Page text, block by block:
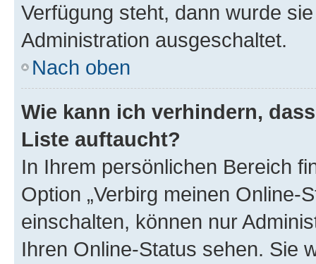
Verfügung steht, dann wurde
Administration ausgeschaltet.
Nach oben
Wie kann ich verhindern,
Liste auftaucht?
In Ihrem persönlichen Bereich
Option „Verbirg meinen Online-
einschalten, können nur
Ihren Online-Status sehen. Sie